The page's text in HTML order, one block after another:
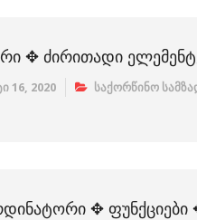
✥ ᲫᲘᲠᲘᲗᲐᲓᲘ
16, 2020 საქორწინო
✥ ᲤᲣᲜᲥᲪᲘᲔᲑᲘ